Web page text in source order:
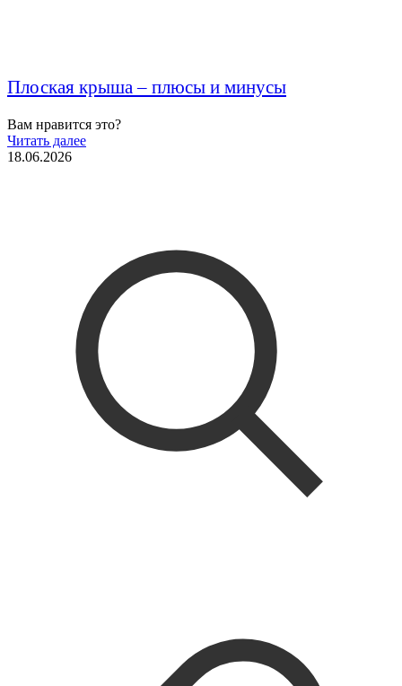
Плоская крыша – плюсы и минусы
Вам нравится это?
Читать далее
18.06.2026